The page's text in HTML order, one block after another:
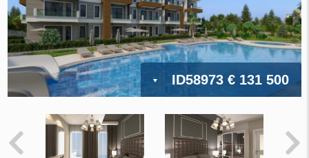
ID58973€ 131 500